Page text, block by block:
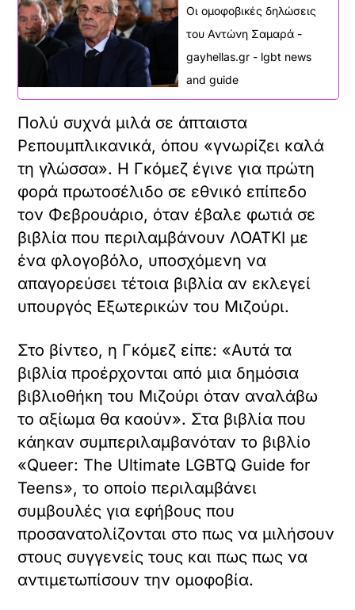
Οι ομοφοβικές δηλώσεις
του Αντώνη Σαμαρά -
gayhellas.gr - lgbt news
and guide
Πολύ συχνά μιλά σε άπταιστα
Ρεπουμπλικανικά, όπου «γνωρίζει καλά
τη γλώσσα». Η Γκόμεζ έγινε για πρώτη
φορά πρωτοσέλιδο σε εθνικό επίπεδο
τον Φεβρουάριο, όταν έβαλε φωτιά σε
βιβλία που περιλαμβάνουν ΛΟΑΤΚΙ με
ένα φλογοβόλο, υποσχόμενη να
απαγορεύσει τέτοια βιβλία αν εκλεγεί
υπουργός Εξωτερικών του Μιζούρι.
Στο βίντεο, η Γκόμεζ είπε: «Αυτά τα
βιβλία προέρχονται από μια δημόσια
βιβλιοθήκη του Μιζούρι όταν αναλάβω
το αξίωμα θα καούν». Στα βιβλία που
κάηκαν συμπεριλαμβανόταν το βιβλίο
«Queer: The Ultimate LGBTQ Guide for
Teens», το οποίο περιλαμβάνει
συμβουλές για εφήβους που
προσανατολίζονται στο πως να μιλήσουν
στους συγγενείς τους και πως πως να
αντιμετωπίσουν την ομοφοβία.
X /